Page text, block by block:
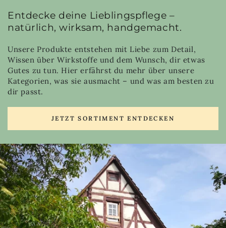
Entdecke deine Lieblingspflege –
natürlich, wirksam, handgemacht.
Unsere Produkte entstehen mit Liebe zum Detail,
Wissen über Wirkstoffe und dem Wunsch, dir etwas
Gutes zu tun. Hier erfährst du mehr über unsere
Kategorien, was sie ausmacht – und was am besten zu
dir passt.
JETZT SORTIMENT ENTDECKEN